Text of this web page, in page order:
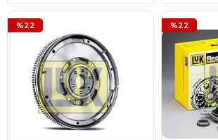
%22 %22